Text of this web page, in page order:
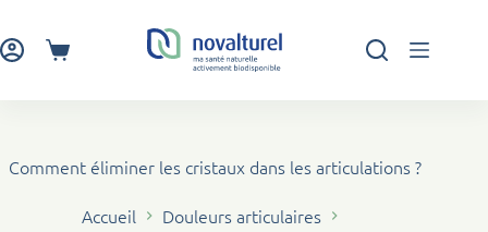
au
contenuPanier
Comment éliminer les cristaux dans les articulations ?
Accueil
Douleurs articulaires